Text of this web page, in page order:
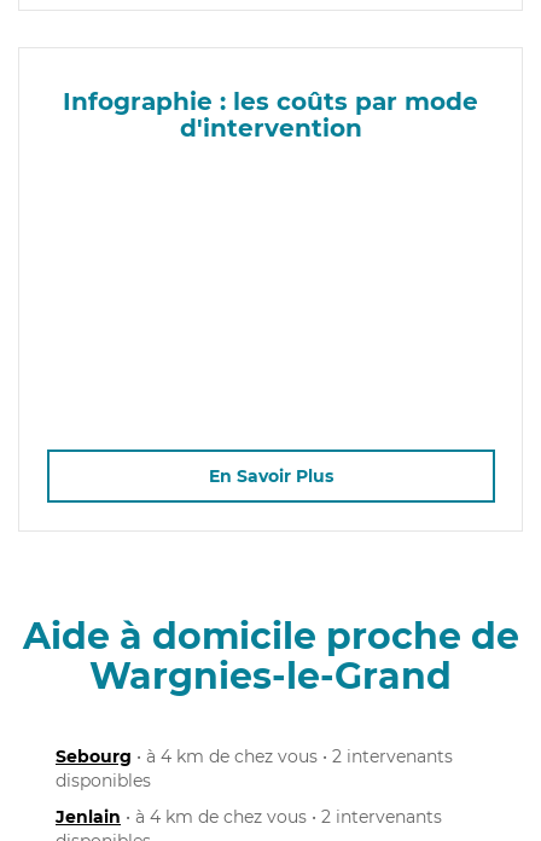
Infographie : les coûts par mode
d'intervention
En Savoir Plus
Aide à domicile proche de
Wargnies-le-Grand
Sebourg • à 4 km de chez vous • 2 intervenants
disponibles
Jenlain • à 4 km de chez vous • 2 intervenants